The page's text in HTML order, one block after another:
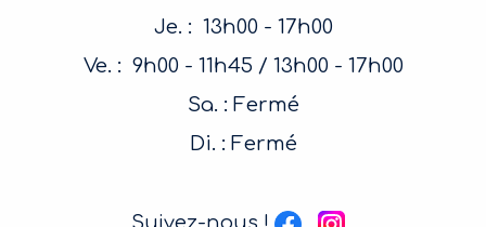
Je. : 13h00 - 17h00
Ve. : 9h00 - 11h45 / 13h00 - 17h00
Sa. : Fermé
Di. : Fermé